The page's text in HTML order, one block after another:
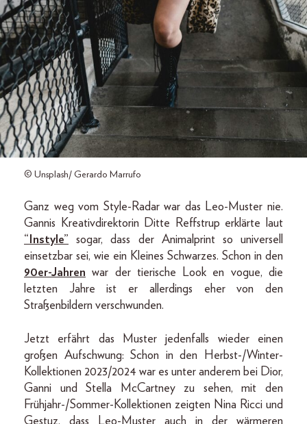
© Unsplash/ Gerardo Marrufo
Ganz weg vom Style-Radar war das Leo-Muster nie.
Gannis Kreativdirektorin Ditte Reffstrup erklärte laut
“Instyle” sogar, dass der Animalprint so universell
einsetzbar sei, wie ein Kleines Schwarzes. Schon in den
90er-Jahren war der tierische Look en vogue, die
letzten Jahre ist er allerdings eher von den
Straßenbildern verschwunden.
Jetzt erfährt das Muster jedenfalls wieder einen
großen Aufschwung: Schon in den Herbst-/Winter-
Kollektionen 2023/2024 war es unter anderem bei Dior,
Ganni und Stella McCartney zu sehen, mit den
Frühjahr-/Sommer-Kollektionen zeigten Nina Ricci und
Gestuz, dass Leo-Muster auch in der wärmeren